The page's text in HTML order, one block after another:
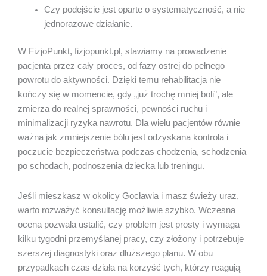
Czy podejście jest oparte o systematyczność, a nie
jednorazowe działanie.
W FizjoPunkt, fizjopunkt.pl, stawiamy na prowadzenie
pacjenta przez cały proces, od fazy ostrej do pełnego
powrotu do aktywności. Dzięki temu rehabilitacja nie
kończy się w momencie, gdy „już trochę mniej boli”, ale
zmierza do realnej sprawności, pewności ruchu i
minimalizacji ryzyka nawrotu. Dla wielu pacjentów równie
ważna jak zmniejszenie bólu jest odzyskana kontrola i
poczucie bezpieczeństwa podczas chodzenia, schodzenia
po schodach, podnoszenia dziecka lub treningu.
Jeśli mieszkasz w okolicy Gocławia i masz świeży uraz,
warto rozważyć konsultację możliwie szybko. Wczesna
ocena pozwala ustalić, czy problem jest prosty i wymaga
kilku tygodni przemyślanej pracy, czy złożony i potrzebuje
szerszej diagnostyki oraz dłuższego planu. W obu
przypadkach czas działa na korzyść tych, którzy reagują